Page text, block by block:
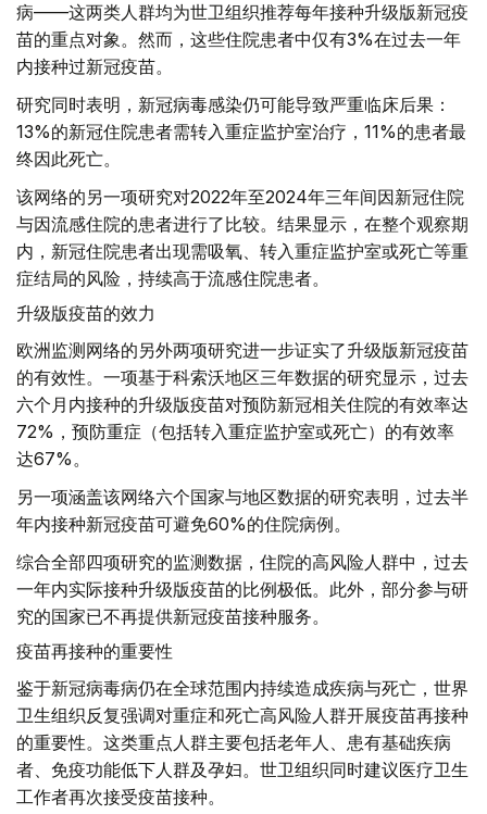
病——这两类人群均为世卫组织推荐每年接种升级版新冠疫
苗的重点对象。然而，这些住院患者中仅有3%在过去一年
内接种过新冠疫苗。
研究同时表明，新冠病毒感染仍可能导致严重临床后果：
13%的新冠住院患者需转入重症监护室治疗，11%的患者最
终因此死亡。
该网络的另一项研究对2022年至2024年三年间因新冠住院
与因流感住院的患者进行了比较。结果显示，在整个观察期
内，新冠住院患者出现需吸氧、转入重症监护室或死亡等重
症结局的风险，持续高于流感住院患者。
升级版疫苗的效力
欧洲监测网络的另外两项研究进一步证实了升级版新冠疫苗
的有效性。一项基于科索沃地区三年数据的研究显示，过去
六个月内接种的升级版疫苗对预防新冠相关住院的有效率达
72%，预防重症（包括转入重症监护室或死亡）的有效率
达67%。
另一项涵盖该网络六个国家与地区数据的研究表明，过去半
年内接种新冠疫苗可避免60%的住院病例。
综合全部四项研究的监测数据，住院的高风险人群中，过去
一年内实际接种升级版疫苗的比例极低。此外，部分参与研
究的国家已不再提供新冠疫苗接种服务。
疫苗再接种的重要性
鉴于新冠病毒病仍在全球范围内持续造成疾病与死亡，世界
卫生组织反复强调对重症和死亡高风险人群开展疫苗再接种
的重要性。这类重点人群主要包括老年人、患有基础疾病
者、免疫功能低下人群及孕妇。世卫组织同时建议医疗卫生
工作者再次接受疫苗接种。